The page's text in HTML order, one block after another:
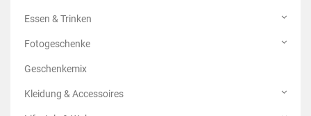
Essen & Trinken
Fotogeschenke
Geschenkemix
Kleidung & Accessoires